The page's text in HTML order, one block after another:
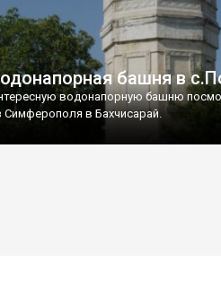
башня в
водонапорную башню
Симферополя в Бахчисарай.